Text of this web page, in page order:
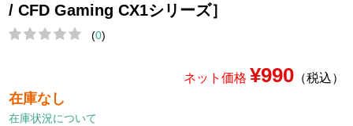
/ CFD Gaming CX1シリーズ］
(0)
ネット価格 ¥990（税込）
在庫なし
在庫状況について